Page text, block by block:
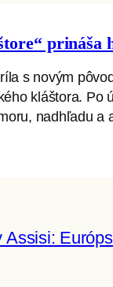
s novým
kláštora.
nadhľadu